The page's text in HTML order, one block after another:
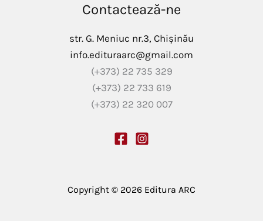
Contactează-ne
str. G. Meniuc nr.3, Chișinău
info.edituraarc@gmail.com
(+373) 22 735 329
(+373) 22 733 619
(+373) 22 320 007
Copyright © 2026 Editura ARC